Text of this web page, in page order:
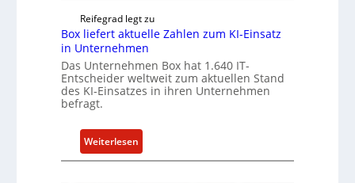
Reifegrad legt zu
Box liefert aktuelle Zahlen zum KI-Einsatz
in Unternehmen
Das Unternehmen Box hat 1.640 IT-
Entscheider weltweit zum aktuellen Stand
des KI-Einsatzes in ihren Unternehmen
befragt.
Weiterlesen:
B